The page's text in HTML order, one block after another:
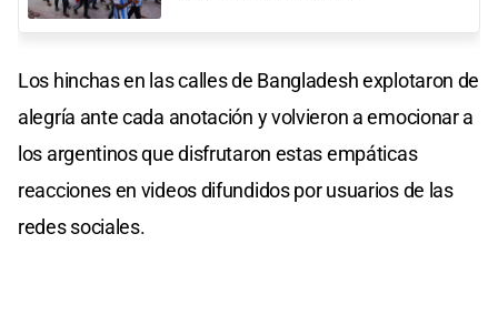
Los hinchas en las calles de Bangladesh explotaron de
alegría ante cada anotación y volvieron a emocionar a
los argentinos que disfrutaron estas empáticas
reacciones en videos difundidos por usuarios de las
redes sociales.